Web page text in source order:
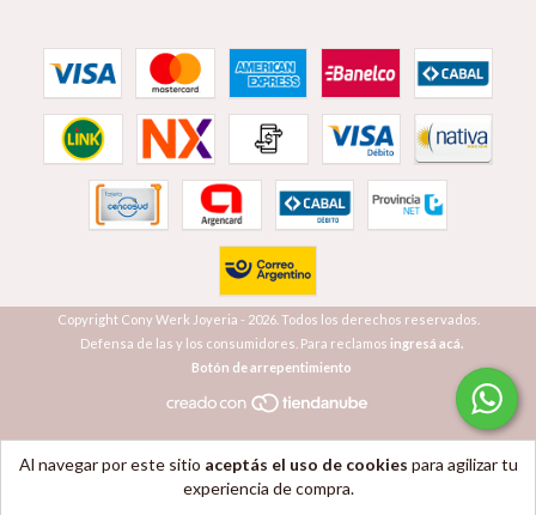
Al navegar por este sitio aceptás el uso de cookies para agilizar tu
experiencia de compra.
Copyright Cony Werk Joyeria - 2026. Todos los derechos reservados.
Defensa de las y los consumidores. Para reclamos ingresá acá.
Botón de arrepentimiento